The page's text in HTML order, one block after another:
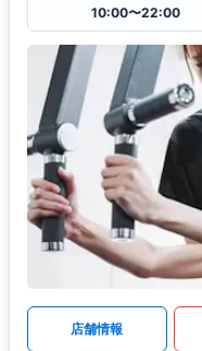
10:00〜22:00
店舗情報